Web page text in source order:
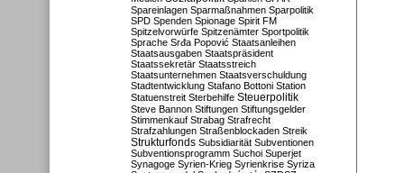
Spareinlagen Sparmaßnahmen Sparpolitik
SPD Spenden Spionage Spirit FM
Spitzelvorwürfe Spitzenämter Sportpolitik
Sprache Srđa Popović Staatsanleihen
Staatsausgaben Staatspräsident
Staatssekretär Staatsstreich
Staatsunternehmen Staatsverschuldung
Stadtentwicklung Stafano Bottoni Station
Statuenstreit Sterbehilfe Steuerpolitik
Steve Bannon Stiftungen Stiftungsgelder
Stimmenkauf Strabag Strafrecht
Strafzahlungen Straßenblockaden Streik
Strukturfonds Subsidiarität Subventionen
Subventionsprogramm Suchoi Superjet
Synagoge Syrien-Krieg Syrienkrise Syriza